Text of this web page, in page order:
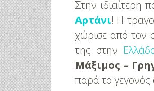
Στην ιδιαίτερη
Αρτάνι! Η
χώρισε από τον
της στην
Μάξιμος –
παρά το γεγονός